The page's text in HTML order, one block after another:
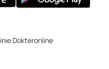
Dokteronline